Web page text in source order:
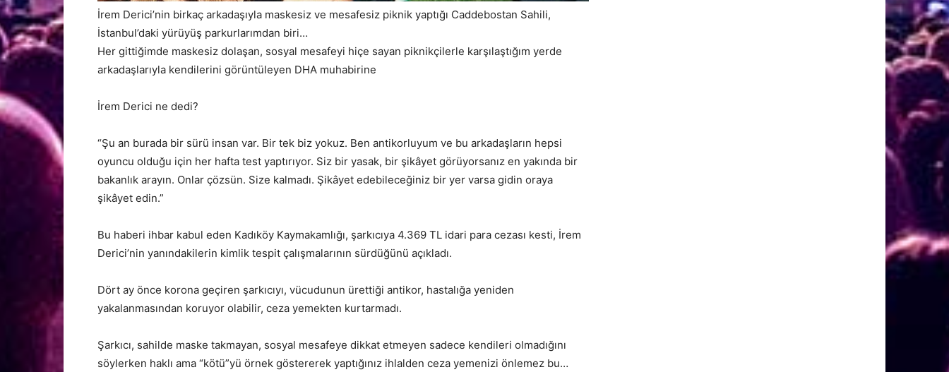
İrem Derici’nin birkaç arkadaşıyla maskesiz ve mesafesiz piknik yaptığı Caddebostan Sahili,
İstanbul’daki yürüyüş parkurlarımdan biri…
Her gittiğimde maskesiz dolaşan, sosyal mesafeyi hiçe sayan piknikçilerle karşılaştığım yerde
arkadaşlarıyla kendilerini görüntüleyen DHA muhabirine
İrem Derici ne dedi?
“Şu an burada bir sürü insan var. Bir tek biz yokuz. Ben antikorluyum ve bu arkadaşların hepsi
oyuncu olduğu için her hafta test yaptırıyor. Siz bir yasak, bir şikâyet görüyorsanız en yakında bir
bakanlık arayın. Onlar çözsün. Size kalmadı. Şikâyet edebileceğiniz bir yer varsa gidin oraya
şikâyet edin.”
Bu haberi ihbar kabul eden Kadıköy Kaymakamlığı, şarkıcıya 4.369 TL idari para cezası kesti, İrem
Derici’nin yanındakilerin kimlik tespit çalışmalarının sürdüğünü açıkladı.
Dört ay önce korona geçiren şarkıcıyı, vücudunun ürettiği antikor, hastalığa yeniden
yakalanmasından koruyor olabilir, ceza yemekten kurtarmadı.
Şarkıcı, sahilde maske takmayan, sosyal mesafeye dikkat etmeyen sadece kendileri olmadığını
söylerken haklı ama “kötü”yü örnek göstererek yaptığınız ihlalden ceza yemenizi önlemez bu…